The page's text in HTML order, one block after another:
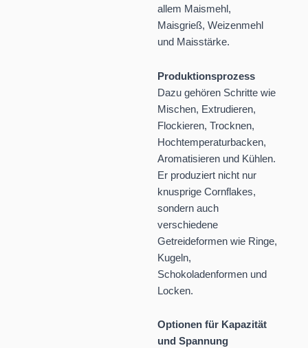
allem Maismehl,
Maisgrieß, Weizenmehl
und Maisstärke.
Produktionsprozess
Dazu gehören Schritte wie
Mischen, Extrudieren,
Flockieren, Trocknen,
Hochtemperaturbacken,
Aromatisieren und Kühlen.
Er produziert nicht nur
knusprige Cornflakes,
sondern auch
verschiedene
Getreideformen wie Ringe,
Kugeln,
Schokoladenformen und
Locken.
Optionen für Kapazität
und Spannung